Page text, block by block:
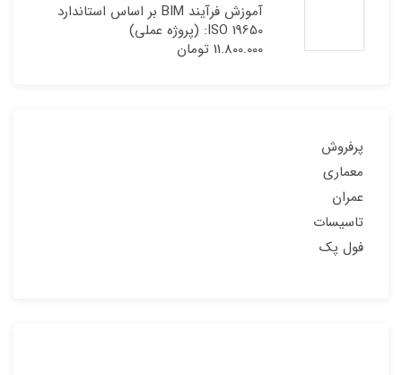
آموزش فرآیند BIM بر اساس استاندارد
ISO 19650: (پروژه عملی)
11.800.000 تومان
پرفروش
معماری
عمران
تاسیسات
فول پک